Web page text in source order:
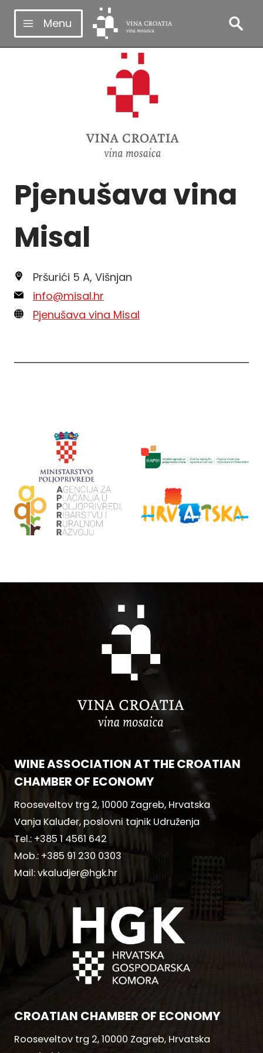
Skip
content
Menu
Pjenušava vina
Misal
Pršurići 5 A, Višnjan
info@misal.hr
Pjenušava vina Misal
WINE ASSOCIATION AT THE CROATIAN
CHAMBER OF ECONOMY
Rooseveltov trg 2, 10000 Zagreb, Hrvatska
Vanja Kaluđer, poslovni tajnik Udruženja
Tel.: +385 1 4561 642
Mob.: +385 91 230 0303
Mail:vkaludjer@hgk.hr
CROATIAN CHAMBER OF ECONOMY
Rooseveltov trg 2, 10000 Zagreb, Hrvatska